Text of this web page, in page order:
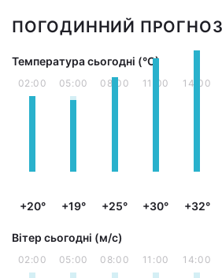
ПОГОДИННИЙ
Температура сьогодні (°С)
02:00
+20°
05:00
+19°
08:00
+25°
11:00
+30°
14:00
+32°
Вітер сьогодні (м/с)
02:00 05:00 08:00 11:00 14:00